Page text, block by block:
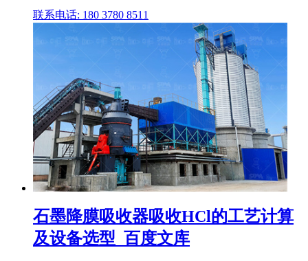
联系电话: 180 3780 8511
石墨降膜吸收器吸收HCl的工艺计算
及设备选型_百度文库